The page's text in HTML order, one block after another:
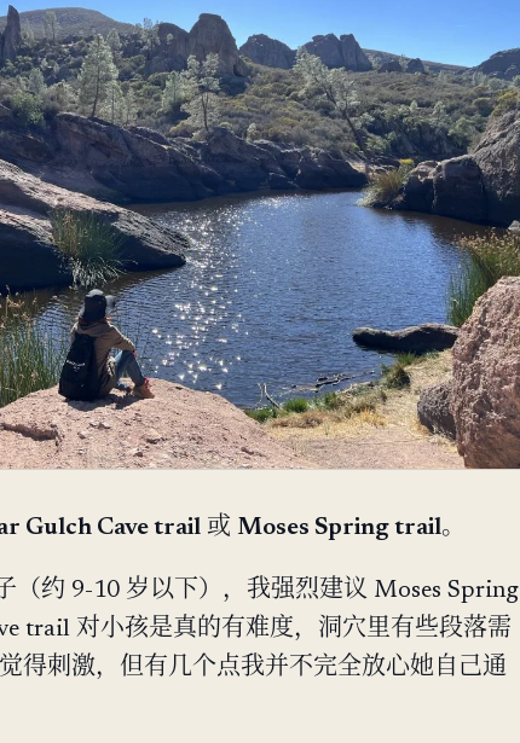
Gulch Cave trail 或 Moses Spring trail。
（约 9-10 岁以下），我强烈建议 Moses Spring
trail 对小孩是真的有难度，洞穴里有些段落需
得刺激，但有几个点我并不完全放心她自己通